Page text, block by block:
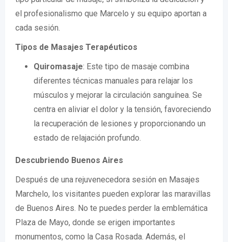
el profesionalismo que Marcelo y su equipo aportan a
cada sesión.
Tipos de Masajes Terapéuticos
Quiromasaje: Este tipo de masaje combina
diferentes técnicas manuales para relajar los
músculos y mejorar la circulación sanguínea. Se
centra en aliviar el dolor y la tensión, favoreciendo
la recuperación de lesiones y proporcionando un
estado de relajación profundo.
Descubriendo Buenos Aires
Después de una rejuvenecedora sesión en Masajes
Marchelo, los visitantes pueden explorar las maravillas
de Buenos Aires. No te puedes perder la emblemática
Plaza de Mayo, donde se erigen importantes
monumentos, como la Casa Rosada. Además, el